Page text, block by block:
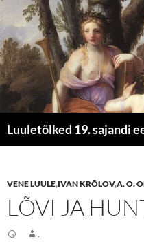
Luuletõlked 19. sajandi
VENE LUULE,IVAN KRÕLOV,A. O.
LÕVI JA